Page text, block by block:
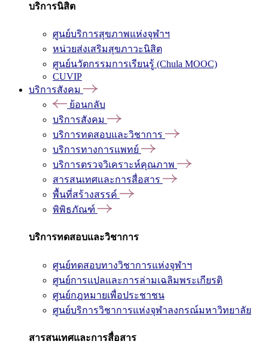
บริการนิสิต
ศูนย์บริการสุขภาพแห่งจุฬาฯ
หน่วยส่งเสริมสุขภาวะนิสิต
ศูนย์นวัตกรรมการเรียนรู้ (Chula MOOC)
CUVIP
บริการสังคม
ย้อนกลับ
บริการสังคม
บริการทดสอบและวิชาการ
บริการทางการแพทย์
บริการตรวจวิเคราะห์คุณภาพ
สารสนเทศและการสื่อสาร
พื้นที่สร้างสรรค์
พิพิธภัณฑ์
บริการทดสอบและวิชาการ
ศูนย์ทดสอบทางวิชาการแห่งจุฬาฯ
ศูนย์การแปลและการล่ามเฉลิมพระเกียรติ
ศูนย์กฎหมายเพื่อประชาชน
ศูนย์บริการวิชาการแห่งจุฬาลงกรณ์มหาวิทยาลัย
สารสนเทศและการสื่อสาร